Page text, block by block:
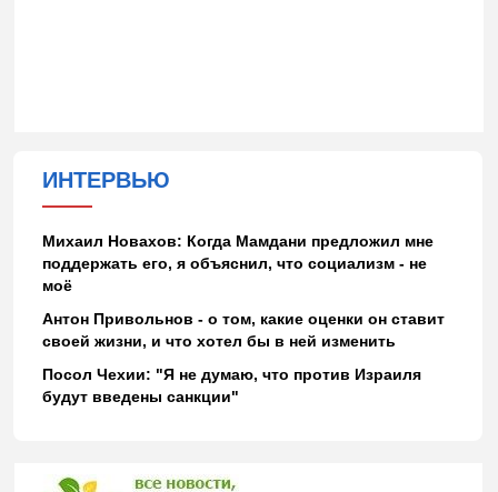
ИНТЕРВЬЮ
Михаил Новахов: Когда Мамдани предложил мне
поддержать его, я объяснил, что социализм - не
моё
Антон Привольнов - о том, какие оценки он ставит
своей жизни, и что хотел бы в ней изменить
Посол Чехии: "Я не думаю, что против Израиля
будут введены санкции"